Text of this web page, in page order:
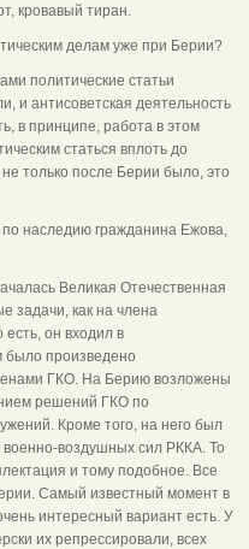
кровавый тиран.
делам уже при Берии?
политические статьи
и антисоветская деятельность
в принципе, работа в этом
статься вплоть до
только после Берии было, это
по наследию гражданина Ежова,
Великая Отечественная
задачи, как на члена
есть, он входил в
было произведено
ГКО. На Берию возложены
решений ГКО по
Кроме того, на него был
военно-воздушных сил РККА. То
и тому подобное. Все
Самый известный момент в
интересный вариант есть. У
их репрессировали, всех